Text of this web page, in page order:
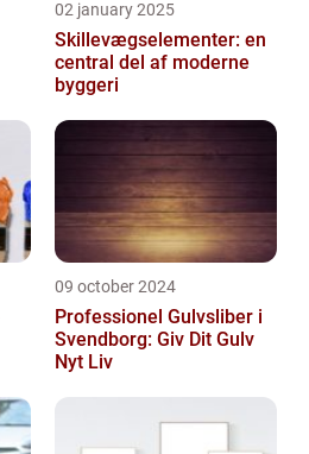
02 january 2025
Skillevægselementer: en
central del af moderne
byggeri
09 october 2024
Professionel Gulvsliber i
Svendborg: Giv Dit Gulv
Nyt Liv